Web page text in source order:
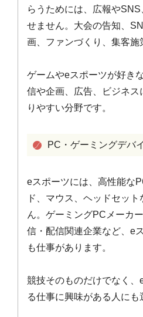
らうためには、広報や
せません。大会の告知、
画、ファンづくり、集客施
ゲームやeスポーツが好き
信や企画、広告、ビジネ
りやすい分野です。
PC・ゲーミングデバ
eスポーツには、高性能な
ド、マウス、ヘッドセッ
ん。ゲーミングPCメーカ
信・配信関連企業など、e
も仕事があります。
競技そのものだけでなく、
る仕事に興味がある人にも